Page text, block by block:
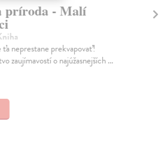
príroda - Malí
neprestane prekvapovať!
zaujímavostí o najúžasnejších ...